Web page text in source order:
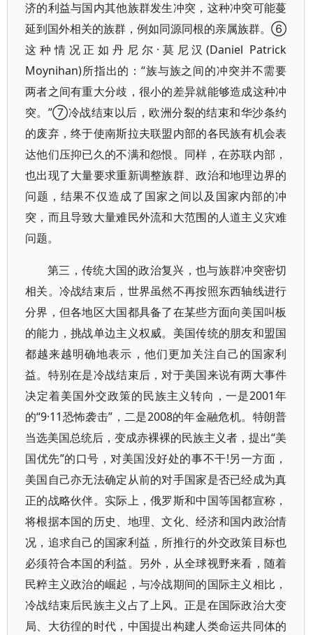
济的利益与国内其他族群发生冲突，这种冲突可能蔓
延到国外相关的族群，例如同源同根的亲属族群。⑥
这种情况正如丹尼尔·莫尼汉(Daniel Patrick
Moynihan)所指出的：“族与族之间的冲突并不需要
两者之间有重大分歧，很小的差异就能够造成这种冲
突。”⑦冷战结束以后，欧洲分裂的结束和华沙条约
的废弃，终于使南斯拉夫联盟内部的各民族有机会表
达他们压抑已久的不满和怨恨。同样，在苏联内部，
也出现了大量要求重新调整族群、政治和地理边界的
问题，结果不仅造成了国家之间以及国家内部的冲
突，而且导致大量难民外流和大范围的人道主义灾难
问题。
第三，传统大国的政治复兴，也与族群冲突密切
相关。冷战结束后，世界虽然不再按照东西轴线进行
分界，但各地区大国都具备了在某些方面向美国叫板
的能力，挑战单边主义权威。美国传统的朋友和盟国
都越来越明确地表示，他们更加关注自己的国家利
益。特别在是冷战结束后，对于美国来说有两大事件
决定着美国外交政策的民族主义转向，一是2001年
的“9·11恐怖袭击”，二是2008的年金融危机。特朗普
当选美国总统后，变成赤裸裸的民族主义者，提出“美
国优先”的口号，对美国没好处的事不干!另一方面，
美国自己亦无法确定从前的对手国家是否已经成为真
正的战略伙伴。实际上，俄罗斯和中国等国都宣称，
将根据本国的历史、地理、文化、经济和国内政治情
况，追求自己的国家利益，所推行的外交政策目标也
必须符合本国的利益。另外，从全球视野来看，随着
民粹主义政治的崛起，与冷战期间的国际主义相比，
冷战结束后民族主义占了上风。正是在国际政治大变
局、大彷徨的时代，中国提出构建人类命运共同体的